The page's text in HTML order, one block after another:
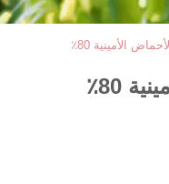
الأمينية 80٪
80٪